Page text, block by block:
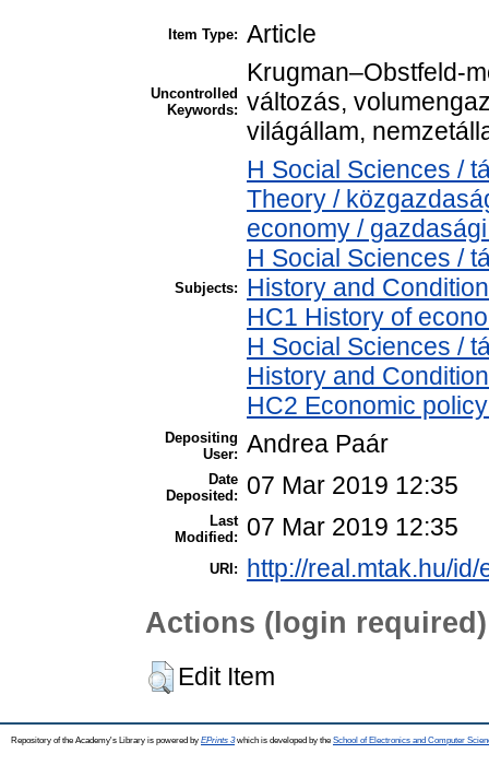
Item Type: Article
Uncontrolled
Keywords:
Krugman–Obstfeld-
változás,
világállam,
Subjects:
H Social Sciences /
Theory /
economy /
H Social Sciences /
History and
HC1 History of
H Social Sciences /
History and
HC2 Economic
Depositing
User: Andrea Paár
Date
Deposited:
07 Mar 2019 12:35
Last
Modified:
07 Mar 2019 12:35
URI: http://real.mtak.hu/
Actions (login required)
Edit Item
Repository of the Academy's Library is powered by EPrints 3which is developed by the School of Electronics and Computer